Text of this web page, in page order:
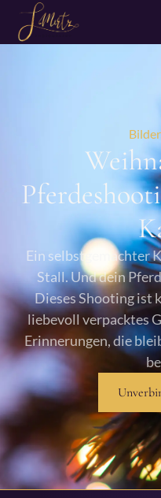
Ein selbstgemachter
Stall. Und dein
Dieses Shooting ist
liebevoll verpacktes
Erinnerungen, die